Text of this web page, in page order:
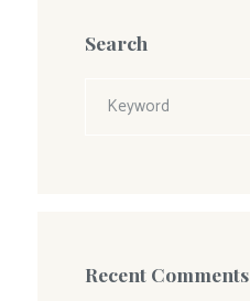
Search
Recent Comments